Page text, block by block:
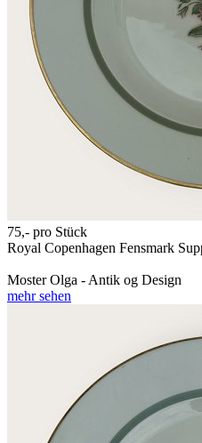
75,- pro Stück
Royal Copenhagen Fensmark
Moster Olga - Antik og Design
mehr sehen